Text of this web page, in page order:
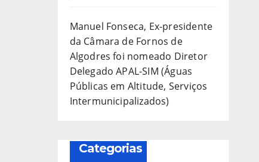
Manuel Fonseca, Ex-presidente
da Câmara de Fornos de
Algodres foi nomeado Diretor
Delegado APAL-SIM (Águas
Públicas em Altitude, Serviços
Intermunicipalizados)
Categorias